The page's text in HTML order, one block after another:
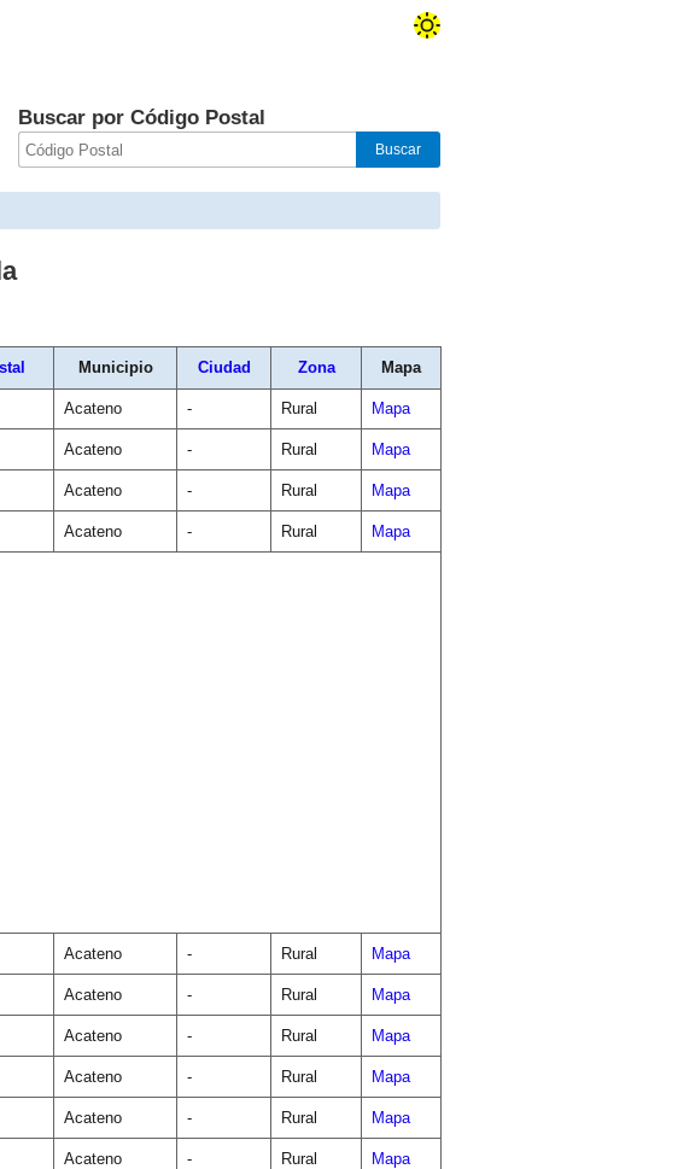
Buscar por Código Postal
Municipio Ciudad Zona Mapa
Acateno - Rural Mapa
Acateno - Rural Mapa
Acateno - Rural Mapa
Acateno - Rural Mapa
Acateno - Rural Mapa
Acateno - Rural Mapa
Acateno - Rural Mapa
Acateno - Rural Mapa
Acateno - Rural Mapa
Acateno - Rural Mapa